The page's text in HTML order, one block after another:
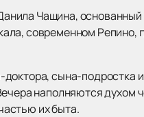
Чащина,
современном Репино,
сына-подростка
наполняются духом
их быта.